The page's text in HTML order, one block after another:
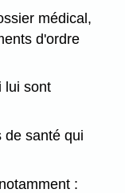
médical,
d'ordre
lui sont
de santé qui
: